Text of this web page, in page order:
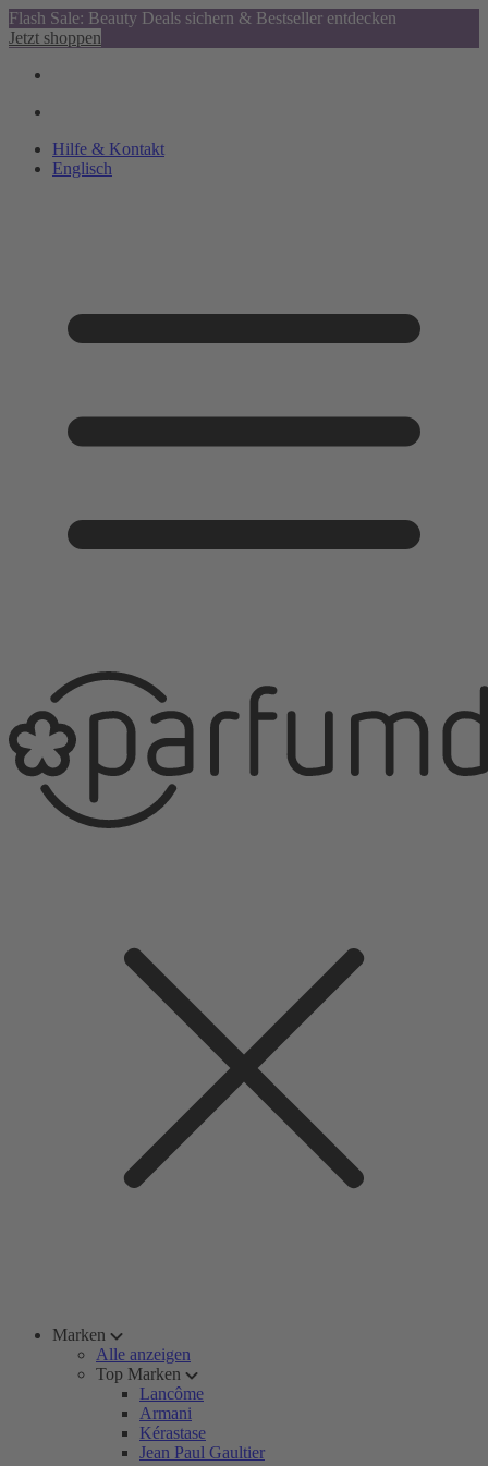
Flash Sale: Beauty Deals sichern & Bestseller entdecken
Jetzt shoppen
Hilfe & Kontakt
Englisch
Marken
Alle anzeigen
Top Marken
Lancôme
Armani
Kérastase
Jean Paul Gaultier